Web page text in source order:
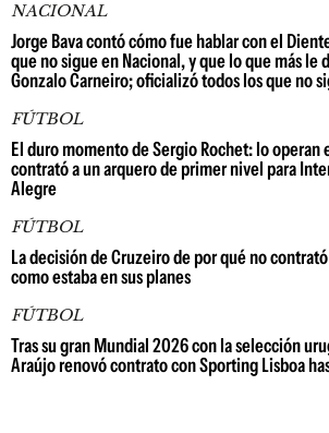
NACIONAL
Jorge Bava contó cómo fue hablar con el
que no sigue en Nacional, y que lo que más le
Gonzalo Carneiro; oficializó todos los que no
FÚTBOL
El duro momento de Sergio Rochet: lo operan
contrató a un arquero de primer nivel para
Alegre
FÚTBOL
La decisión de Cruzeiro de por qué no
como estaba en sus planes
FÚTBOL
Tras su gran Mundial 2026 con la selección
Araújo renovó contrato con Sporting Lisboa